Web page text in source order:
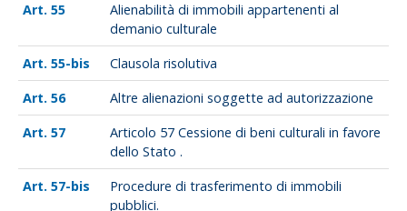
55
Alienabilità di immobili appartenenti al
demanio culturale
55-bis
Clausola risolutiva
56
Altre alienazioni soggette ad autorizzazione
57
Articolo 57 Cessione di beni culturali in favore
dello Stato .
57-bis
Procedure di trasferimento di immobili
pubblici.